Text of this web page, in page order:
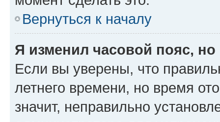
Вернуться к началу
Я изменил часовой пояс,
Если вы уверены, что
летнего времени, но время
значит, неправильно